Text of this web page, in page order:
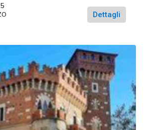
Dettagli